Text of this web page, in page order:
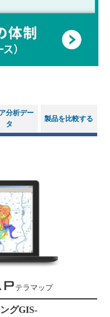
分析デー
タ
製品を比較する
テラマップ
グGIS-